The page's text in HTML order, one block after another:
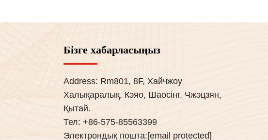
Бізге хабарласыңыз
Address: Rm801, 8F, Хайчжоу
Халықаралық, Кэяо, Шаосінг, Чжэцзян,
Қытай.
Тел: +86-575-85563399
Электрондық пошта:[email protected]